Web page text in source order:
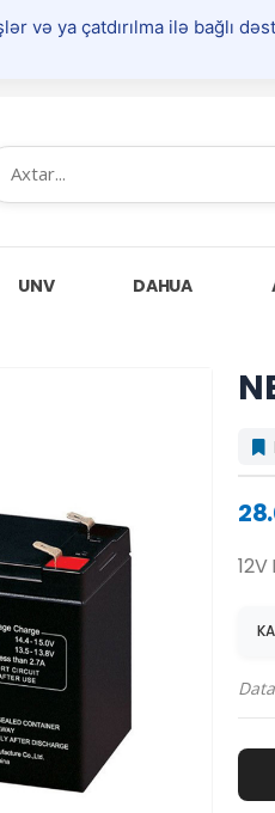
və ya çatdırılma ilə bağlı
UNV DAHUA